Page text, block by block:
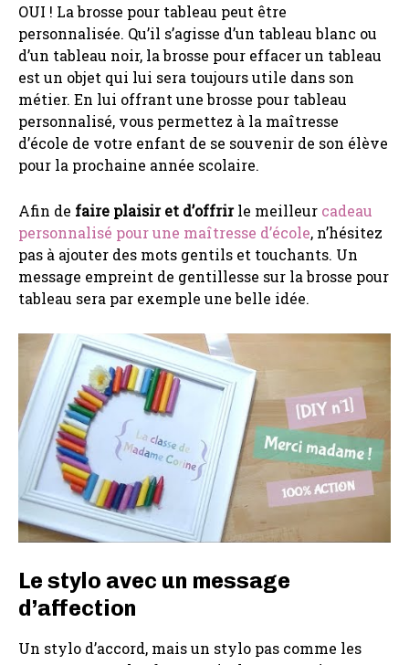
OUI ! La brosse pour tableau peut être
personnalisée. Qu’il s’agisse d’un tableau blanc ou
d’un tableau noir, la brosse pour effacer un tableau
est un objet qui lui sera toujours utile dans son
métier. En lui offrant une brosse pour tableau
personnalisé, vous permettez à la maîtresse
d’école de votre enfant de se souvenir de son élève
pour la prochaine année scolaire.
Afin de faire plaisir et d’offrirle meilleur cadeau
personnalisé pour une maîtresse d’école, n’hésitez
pas à ajouter des mots gentils et touchants. Un
message empreint de gentillesse sur la brosse pour
tableau sera par exemple une belle idée.
Le stylo avec un message
d’affection
Un stylo d’accord, mais un stylo pas comme les